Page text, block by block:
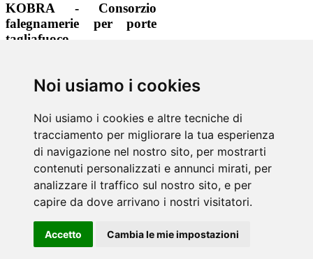
Noi usiamo i cookies
Noi usiamo i cookies e altre tecniche di
tracciamento per migliorare la tua esperienza
di navigazione nel nostro sito, per mostrarti
contenuti personalizzati e annunci mirati, per
analizzare il traffico sul nostro sito, e per
capire da dove arrivano i nostri visitatori.
Accetto Cambia le mie impostazioni
KOBRA - Consorzio
falegnamerie per porte
tagliafuoco
+39 0471 323210
www.kobra.bz
Via di mezzo ai piani, 7 | 39100
Bolzano
Informazioni
Colofone
& Privacy
Sitemap
Login